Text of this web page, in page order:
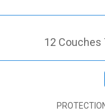
12 Couches